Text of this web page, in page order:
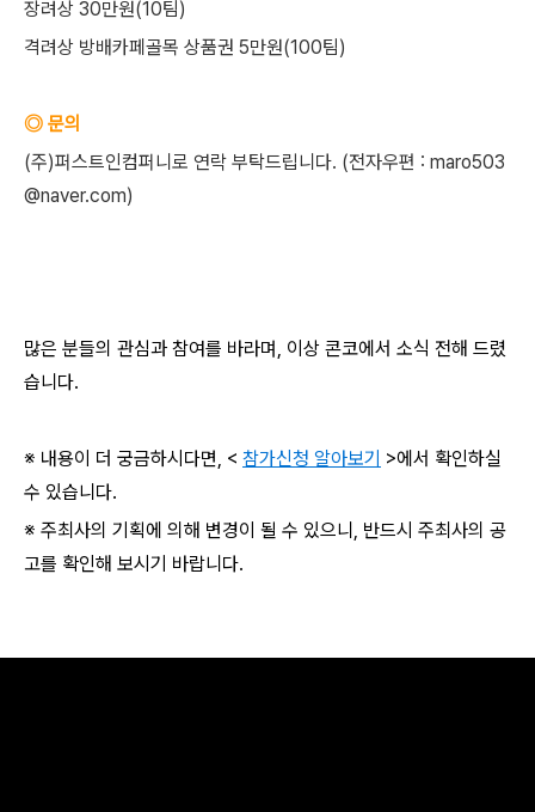
장려상 30만원(10팀)
격려상 방배카페골목 상품권 5만원(100팀)
◎ 문의
(주)퍼스트인컴퍼니로 연락 부탁드립니다. (전자우편 : maro503
@naver.com)
많은 분들의 관심과 참여를 바라며, 이상 콘코에서 소식 전해 드렸
습니다.
※ 내용이 더 궁금하시다면, < 참가신청 알아보기 >에서 확인하실
수 있습니다.
※ 주최사의 기획에 의해 변경이 될 수 있으니, 반드시 주최사의 공
고를 확인해 보시기 바랍니다.